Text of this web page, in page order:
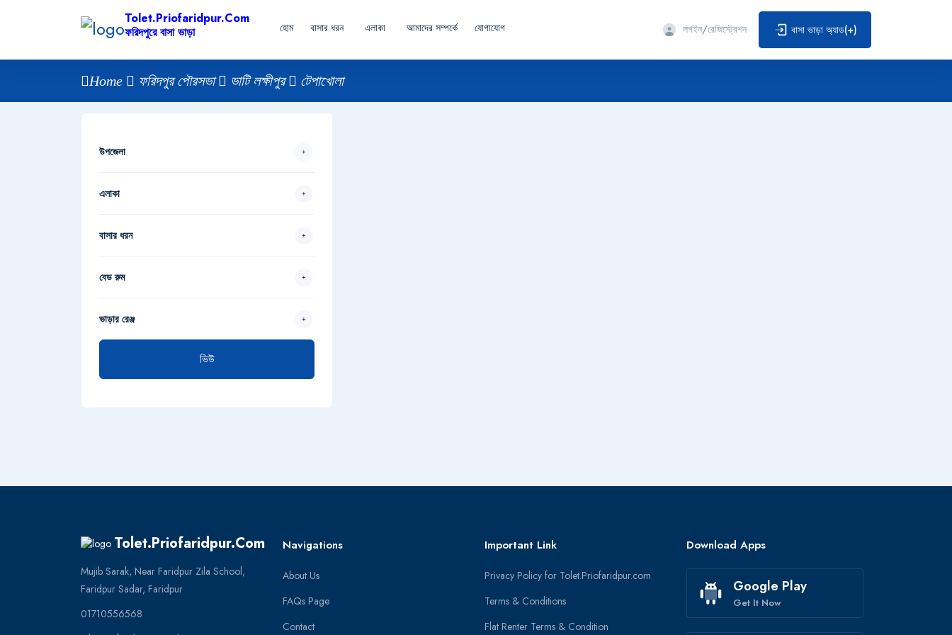
Tolet.priofaridpur.com
ফরিদপুরে বাসা ভাড়া
হোম বাসার ধরন এলাকা আমাদের সম্পর্কে যোগাযোগ লগইন/রেজিস্ট্রেশন বাসা ভাড়া অ্যাড(+)
Home ফরিদপুর পৌরসভা ভাটি লক্ষীপুর টেপাখোলা
উপজেলা
এলাকা
বাসার ধরন
বেড রুম
ভাড়ার রেঞ্জ
ভিউ
Tolet.priofaridpur.com
Mujib Sarak, Near Faridpur Zila School,
Faridpur Sadar, Faridpur
01710556568
Navigations
About Us
FAQs Page
Contact
Important Link
Privacy Policy for Tolet.Priofaridpur.com
Terms & Conditions
Flat Renter Terms & Condition
Download Apps
Google Play
Get It Now